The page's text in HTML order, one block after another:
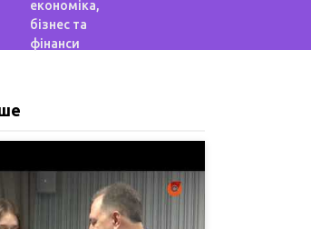
економіка,
бізнес та
фінанси